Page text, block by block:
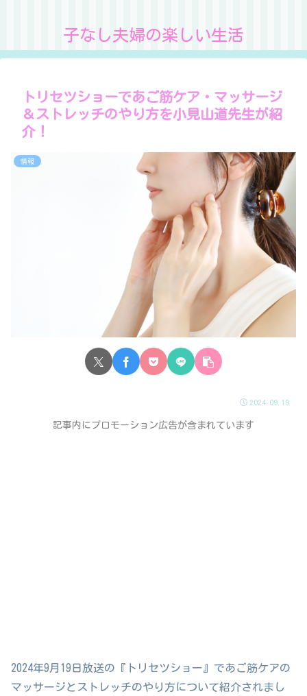
子なし夫婦の楽しい生活
トリセツショーであご筋ケア・マッサージ
＆ストレッチのやり方を小見山道先生が紹
介！
情報
2024.09.19
記事内にプロモーション広告が含まれています
2024年9月19日放送の『トリセツショー』であご筋ケアの
マッサージとストレッチのやり方について紹介されまし